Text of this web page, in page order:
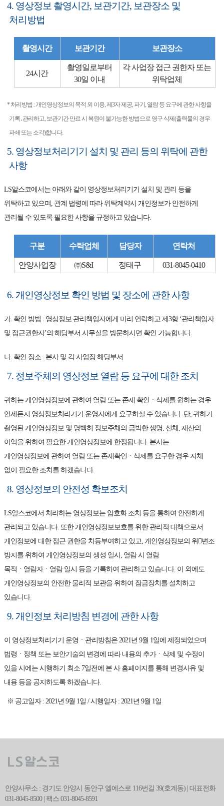
4. 영상정보 촬영시간, 보관기간, 보관장소 및
처리방법
촬영시간 보관기간 보관장소
24시간
촬영일로부터
30일 이내
각 사업장 접근 권한자 또는
위탁업체
* 처리방법 : 개인영상정보의 목적 외 이용, 제3자 제공, 파기, 열람 등 요구에 관한 사항을
기록․관리하고, 보관기간 만료 시 복원이 불가능한 방법으로 영구 삭제(출력물의 경우
파쇄 또는 소각)합니다.
5. 영상정보처리기기 설치 및 관리 등의 위탁에 관한
사항
LS알스코에서는 아래와 같이 영상정보처리기기 설치 및 관리 등을
위탁하고 있으며, 관계 법령에 따라 위탁계약시 개인정보가 안전하게
관리될 수 있도록 필요한 사항을 규정하고 있습니다.
구분 수탁업체 담당자 연락처
안양사업장 ㈜S&I 정태구 031-8045-0410
6. 개인영상정보 확인 방법 및 장소에 관한 사항
가. 확인 방법 : 영상정보 관리책임자에게 미리 연락하고 제3항 ‘관리책임자
및 접근권한자’의 해당부서 사무실을 방문하시면 확인 가능합니다.
나. 확인 장소 : 본사 및 각 사업장 해당부서
7. 정보주체의 영상정보 열람 등 요구에 대한 조치
귀하는 개인영상정보에 관하여 열람 또는 존재 확인ㆍ삭제를 원하는 경우
언제든지 영상정보처리기기 운영자에게 요구하실 수 있습니다. 단, 귀하가
촬영된 개인영상정보 및 명백히 정보주체의 급박한 생명, 신체, 재산의
이익을 위하여 필요한 개인영상정보에 한정됩니다. 본사는
개인영상정보에 관하여 열람 또는 존재확인ㆍ삭제를 요구한 경우 지체
없이 필요한 조치를 하겠습니다.
8. 영상정보의 안전성 확보조치
LS알스코에서 처리하는 영상정보는 암호화 조치 등을 통하여 안전하게
관리되고 있습니다. 또한 개인영상정보보호를 위한 관리적 대책으로서
개인정보에 대한 접근 권한을 차등부여하고 있고, 개인영상정보의 위변조
방지를 위하여 개인영상정보의 생성 일시, 열람 시 열람
목적ㆍ열람자ㆍ열람 일시 등을 기록하여 관리하고 있습니다. 이 외에도
개인영상정보의 안전한 물리적 보관을 위하여 잠금장치를 설치하고
있습니다.
9. 개인정보 처리방침 변경에 관한 사항
이 영상정보처리기기 운영ㆍ관리방침은 2021년 9월 1일에 제정되었으며
법령ㆍ정책 또는 보안기술의 변경에 따라 내용의 추가ㆍ삭제 및 수정이
있을 시에는 시행하기 최소 7일전에 본 사 홈페이지를 통해 변경사유 및
내용 등을 공지하도록 하겠습니다.
※ 공고일자 : 2021년 9월 1일 / 시행일자 : 2021년 9월 1일
안양사무소 : 경기도 안양시 동안구 엘에스로 116번길 39(호계동) | 대표전화
031-8045-8500 | 팩스 031-8045-8591